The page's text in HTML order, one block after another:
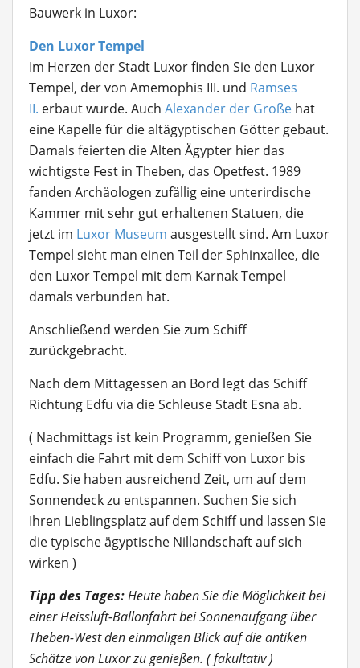
Bauwerk in Luxor:
Den Luxor Tempel
Im Herzen der Stadt Luxor finden Sie den Luxor
Tempel, der von Amemophis III. und Ramses
II. erbaut wurde. Auch Alexander der Große hat
eine Kapelle für die altägyptischen Götter gebaut.
Damals feierten die Alten Ägypter hier das
wichtigste Fest in Theben, das Opetfest. 1989
fanden Archäologen zufällig eine unterirdische
Kammer mit sehr gut erhaltenen Statuen, die
jetzt im Luxor Museum ausgestellt sind. Am Luxor
Tempel sieht man einen Teil der Sphinxallee, die
den Luxor Tempel mit dem Karnak Tempel
damals verbunden hat.
Anschließend werden Sie zum Schiff
zurückgebracht.
Nach dem Mittagessen an Bord legt das Schiff
Richtung Edfu via die Schleuse Stadt Esna ab.
( Nachmittags ist kein Programm, genießen Sie
einfach die Fahrt mit dem Schiff von Luxor bis
Edfu. Sie haben ausreichend Zeit, um auf dem
Sonnendeck zu entspannen. Suchen Sie sich
Ihren Lieblingsplatz auf dem Schiff und lassen Sie
die typische ägyptische Nillandschaft auf sich
wirken )
Tipp des Tages:Heute haben Sie die Möglichkeit bei
einer Heissluft-Ballonfahrt bei Sonnenaufgang über
Theben-West den einmaligen Blick auf die antiken
Schätze von Luxor zu genießen. ( fakultativ )